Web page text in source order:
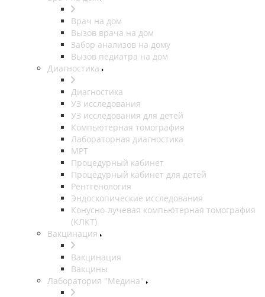
Врач на дом
Вызов врача на дом
Забор анализов на дому
Вызов педиатра на дом
Диагностика
Диагностика
УЗ исследования
УЗ исследования для детей
Компьютерная томография
Лабораторная диагностика
МРТ
Процедурный кабинет
Процедурный кабинет для детей
Рентгенология
Эндоскопические исследования
Конусно-лучевая компьютерная томография
(КЛКТ)
Вакцинация
Вакцинация
Вакцины
Лаборатория "Медина"